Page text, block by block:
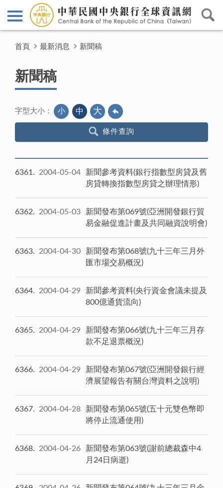
首頁 最新消息 新聞稿
新聞稿
字型大小： 小 中 大
條件查詢
6361 2004-05-04
新聞參考資料(銀行指數型房貸及舊
房貸轉換指數型房貸之辦理情形)
6362 2004-05-03
新聞發布第069號(亞洲開發銀行貿
易金融促進計畫及共同融資說明會)
6363 2004-04-30
新聞發布第068號(九十三年三月外
匯市場交易概況)
6364 2004-04-29
新聞參考資料(央行資金會議未提及
800億通貨流向)
6365 2004-04-29
新聞發布第066號(九十三年三月存
款不足退票概況)
6366 2004-04-29
新聞發布第067號(亞洲開發銀行經
濟展望報告有關台灣資料之說明)
6367 2004-04-28
新聞發布第065號(五十元雙色幣即
將停止流通使用)
6368 2004-04-26
新聞發布第063號(謝前總裁森中4
月24日病逝)